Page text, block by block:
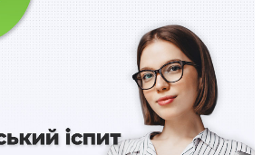
забезпечення проведення
наявними штатними
вченої (наукової, науково-
ради державної наукової
вищої освіти) вакантні посади
цієї наукової установи (закладу